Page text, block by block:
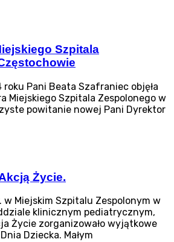
Szpitala
roku Pani Beata Szafraniec objęła
Miejskiego Szpitala Zespolonego w
powitanie nowej Pani Dyrektor
Życie.
w Miejskim Szpitalu Zespolonym w
klinicznym pediatrycznym,
Życie zorganizowało wyjątkowe
Dziecka. Małym